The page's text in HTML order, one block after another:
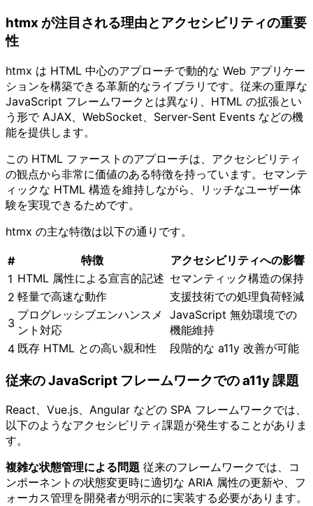
htmx が注目される理由とアクセシビリティの重要
性
htmx は HTML 中心のアプローチで動的な Web アプリケー
ションを構築できる革新的なライブラリです。従来の重厚な
JavaScript フレームワークとは異なり、HTML の拡張とい
う形で AJAX、WebSocket、Server-Sent Events などの機
能を提供します。
この HTML ファーストのアプローチは、アクセシビリティ
の観点から非常に価値のある特徴を持っています。セマンテ
ィックな HTML 構造を維持しながら、リッチなユーザー体
験を実現できるためです。
htmx の主な特徴は以下の通りです。
# 特徴
アクセシビリティへの影響
1 HTML 属性による宣言的記述 セマンティック構造の保持
2 軽量で高速な動作
支援技術での処理負荷軽減
3
プログレッシブエンハンスメ
ント対応
JavaScript 無効環境での
機能維持
4 既存 HTML との高い親和性 段階的な a11y 改善が可能
従来の JavaScript フレームワークでの a11y 課題
React、Vue.js、Angular などの SPA フレームワークでは、
以下のようなアクセシビリティ課題が発生することがありま
す。
複雑な状態管理による問題 従来のフレームワークでは、コ
ンポーネントの状態変更時に適切な ARIA 属性の更新や、フ
ォーカス管理を開発者が明示的に実装する必要があります。